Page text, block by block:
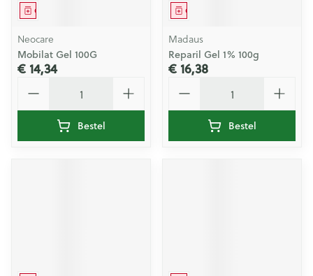
Geneesmiddel
Neocare
Mobilat Gel 100G
€ 14,34
Bestel
Geneesmiddel
Madaus
Reparil Gel 1% 100g
€ 16,38
Bestel